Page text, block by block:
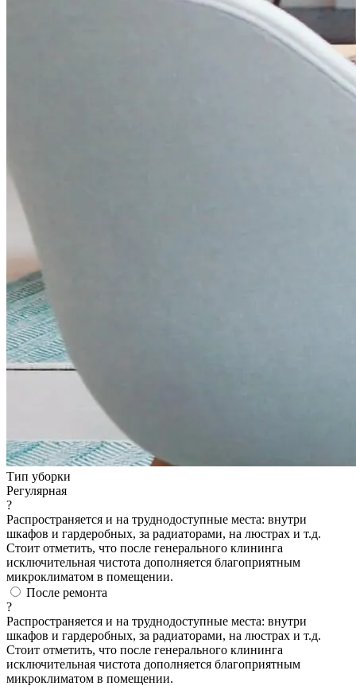
Тип уборки
Регулярная
?
Распространяется и на труднодоступные места: внутри
шкафов и гардеробных, за радиаторами, на люстрах и т.д.
Стоит отметить, что после генерального клининга
исключительная чистота дополняется благоприятным
микроклиматом в помещении.
После ремонта
?
Распространяется и на труднодоступные места: внутри
шкафов и гардеробных, за радиаторами, на люстрах и т.д.
Стоит отметить, что после генерального клининга
исключительная чистота дополняется благоприятным
микроклиматом в помещении.